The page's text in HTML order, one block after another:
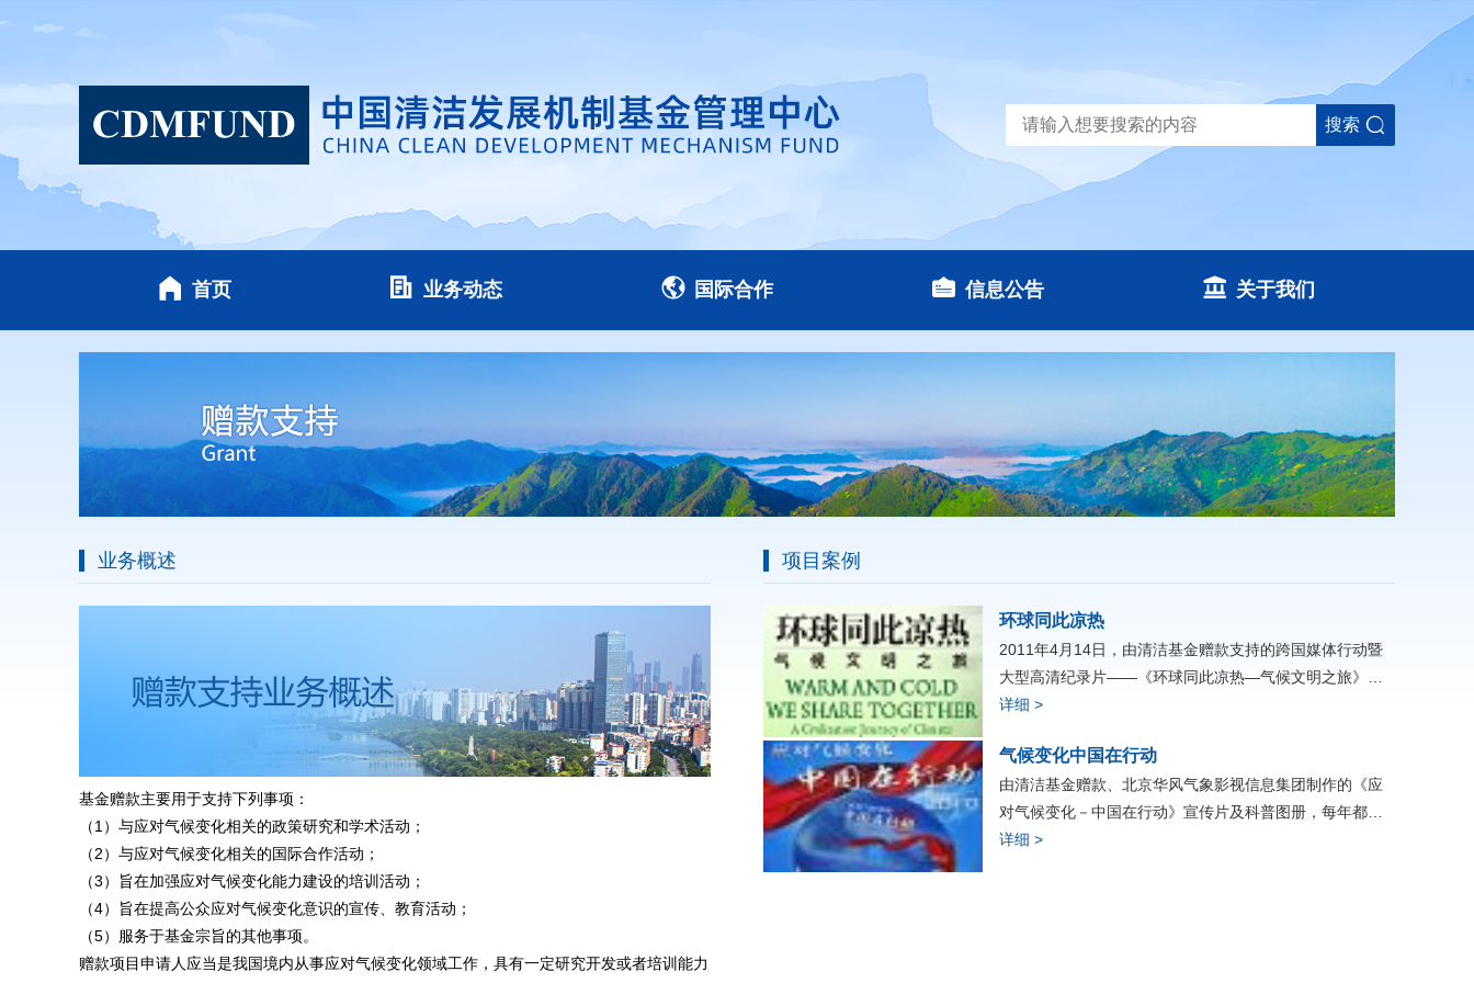
搜索
首页 业务动态 国际合作 信息公告 关于我们
业务概述
基金赠款主要用于支持下列事项：
（1）与应对气候变化相关的政策研究和学术活动；
（2）与应对气候变化相关的国际合作活动；
（3）旨在加强应对气候变化能力建设的培训活动；
（4）旨在提高公众应对气候变化意识的宣传、教育活动；
（5）服务于基金宗旨的其他事项。
赠款项目申请人应当是我国境内从事应对气候变化领域工作，具有一定研究开发或者培训能力
项目案例
环球同此凉热
2011年4月14日，由清洁基金赠款支持的跨国媒体行动暨
大型高清纪录片——《环球同此凉热—气候文明之旅》正
式启动。这部纪录片由中央电视台和北京华风气象影视信
详细 >
气候变化中国在行动
由清洁基金赠款、北京华风气象影视信息集团制作的《应
对气候变化－中国在行动》宣传片及科普图册，每年都在
联合国气候变化大会上展出，反响热烈。
详细 >